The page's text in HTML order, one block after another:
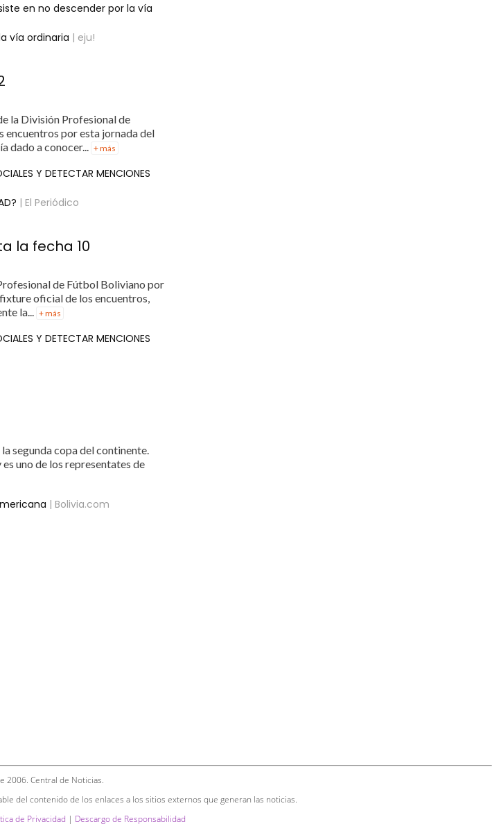
en no descender por la vía
vía ordinaria | eju!
la División Profesional de
encuentros por esta jornada del
dado a conocer... + más
Y DETECTAR MENCIONES
| El Periódico
la fecha 10
de Fútbol Boliviano por
oficial de los encuentros,
la... + más
Y DETECTAR MENCIONES
segunda copa del continente.
uno de los representates de
| Bolivia.com
2006. Central de Noticias.
del contenido de los enlaces a los sitios externos que generan las noticias.
de Privacidad | Descargo de Responsabilidad